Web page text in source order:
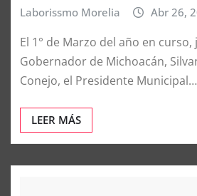
Laborissmo Morelia Abr 26,
El 1° de Marzo del año en
Gobernador de Michoacán,
Conejo, el Presidente Municipal…
LEER MÁS